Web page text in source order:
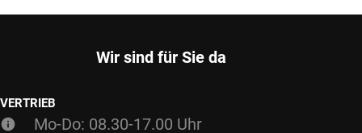
Wir sind für Sie da
VERTRIEB
Mo-Do: 08.30-17.00 Uhr